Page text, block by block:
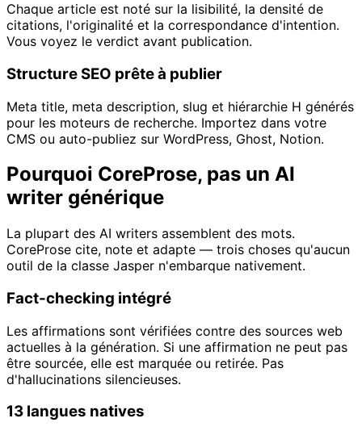
Chaque article est noté sur la lisibilité, la densité de
citations, l'originalité et la correspondance d'intention.
Vous voyez le verdict avant publication.
Structure SEO prête à publier
Meta title, meta description, slug et hiérarchie H générés
pour les moteurs de recherche. Importez dans votre
CMS ou auto-publiez sur WordPress, Ghost, Notion.
Pourquoi CoreProse, pas un AI
writer générique
La plupart des AI writers assemblent des mots.
CoreProse cite, note et adapte — trois choses qu'aucun
outil de la classe Jasper n'embarque nativement.
Fact-checking intégré
Les affirmations sont vérifiées contre des sources web
actuelles à la génération. Si une affirmation ne peut pas
être sourcée, elle est marquée ou retirée. Pas
d'hallucinations silencieuses.
13 langues natives